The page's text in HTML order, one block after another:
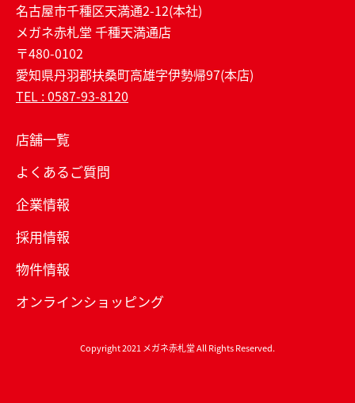
名古屋市千種区天満通2-12(本社)
メガネ赤札堂 千種天満通店
〒480-0102
愛知県丹羽郡扶桑町高雄字伊勢帰97(本店)
TEL : 0587-93-8120
店舗一覧
よくあるご質問
企業情報
採用情報
物件情報
オンラインショッピング
Copyright 2021 メガネ赤札堂 All Rights Reserved.